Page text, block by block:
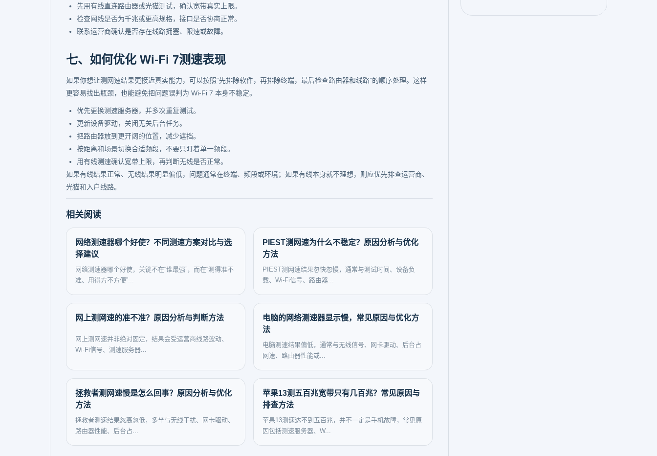
先用有线直连路由器或光猫测试，确认宽带真实上限。
检查网线是否为千兆或更高规格，接口是否协商正常。
联系运营商确认是否存在线路拥塞、限速或故障。
七、如何优化 Wi-Fi 7测速表现
如果你想让测网速结果更接近真实能力，可以按照“先排除软件，再排除终端，最后检查路由器和线路”的顺序处理。这样
更容易找出瓶颈，也能避免把问题误判为 Wi-Fi 7 本身不稳定。
优先更换测速服务器，并多次重复测试。
更新设备驱动，关闭无关后台任务。
把路由器放到更开阔的位置，减少遮挡。
按距离和场景切换合适频段，不要只盯着单一频段。
用有线测速确认宽带上限，再判断无线是否正常。
如果有线结果正常、无线结果明显偏低，问题通常在终端、频段或环境；如果有线本身就不理想，则应优先排查运营商、
光猫和入户线路。
相关阅读
网络测速器哪个好使？不同测速方案对比与选
择建议
网络测速器哪个好使，关键不在“谁最强”，而在“测得准不
准、用得方不方便”...
PIEST测网速为什么不稳定？原因分析与优化
方法
PIEST测网速结果忽快忽慢，通常与测试时间、设备负
载、Wi-Fi信号、路由器...
网上测网速的准不准？原因分析与判断方法
网上测网速并非绝对固定，结果会受运营商线路波动、
Wi-Fi信号、测速服务器...
电脑的网络测速器显示慢，常见原因与优化方
法
电脑测速结果偏低，通常与无线信号、网卡驱动、后台占
网速、路由器性能或...
拯救者测网速慢是怎么回事？原因分析与优化
方法
拯救者测速结果忽高忽低，多半与无线干扰、网卡驱动、
路由器性能、后台占...
苹果13测五百兆宽带只有几百兆？常见原因与
排查方法
苹果13测速达不到五百兆，并不一定是手机故障，常见原
因包括测速服务器、W...